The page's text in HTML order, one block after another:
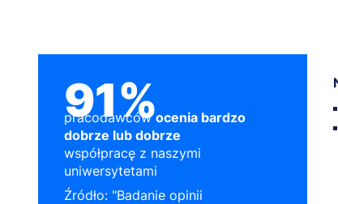
91%
pracodawcówocenia bardzo
dobrze lub dobrze
współpracę z naszymi
uniwersytetami
Źródło: "Badanie opinii